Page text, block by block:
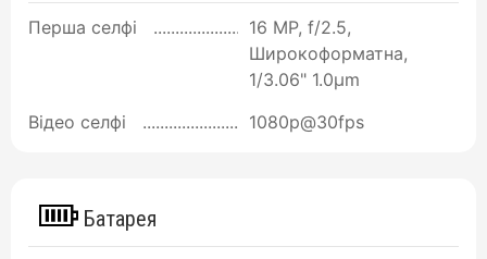
Перша селфі
16 MP, f/2.5,
Широкоформатна,
1/3.06" 1.0µm
Відео селфі
1080p@30fps
Батарея